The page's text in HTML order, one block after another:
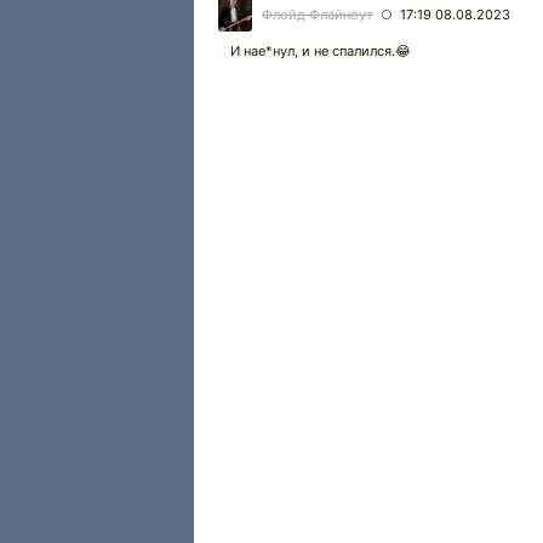
Флойд Флайноут ○ 17:19 08.08.2023
И нае*нул, и не спалился.😂